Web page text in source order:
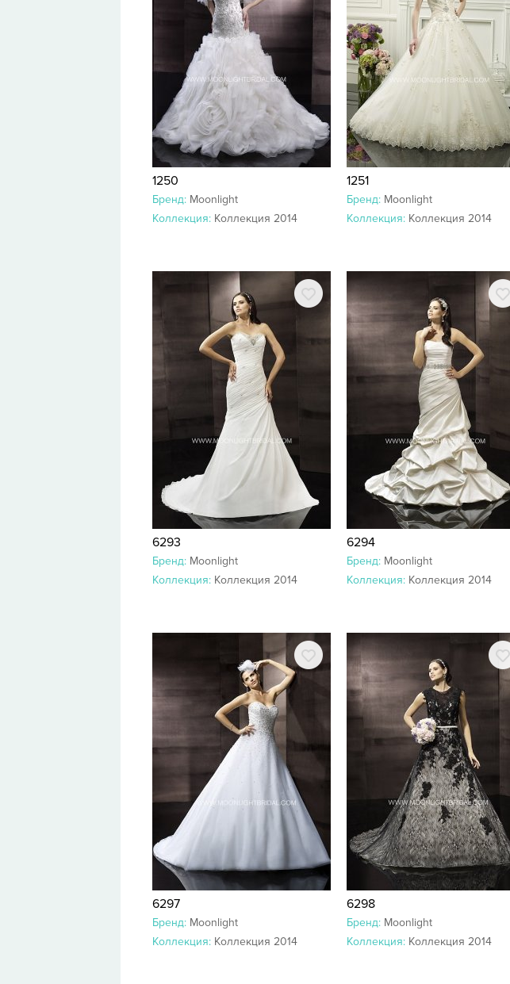
1250
Бренд: Moonlight
Коллекция: Коллекция 2014
1251
Бренд: Moonlight
Коллекция: Коллекция 2014
6293
Бренд: Moonlight
Коллекция: Коллекция 2014
6294
Бренд: Moonlight
Коллекция: Коллекция 2014
6297
Бренд: Moonlight
Коллекция: Коллекция 2014
6298
Бренд: Moonlight
Коллекция: Коллекция 2014